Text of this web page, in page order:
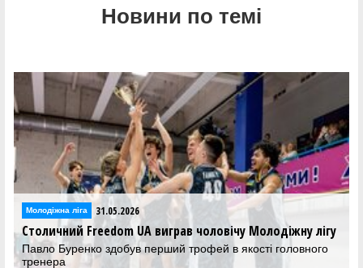
Новини по темі
ліга 31.05.2026
Freedom UA виграв чоловічу Молодіжну лігу
Буренко здобув перший трофей в якості головного
Фінал